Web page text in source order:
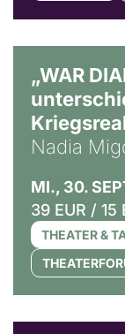
„WAR
Nadia
MI., 30.
39 EUR / 15
THEATER &